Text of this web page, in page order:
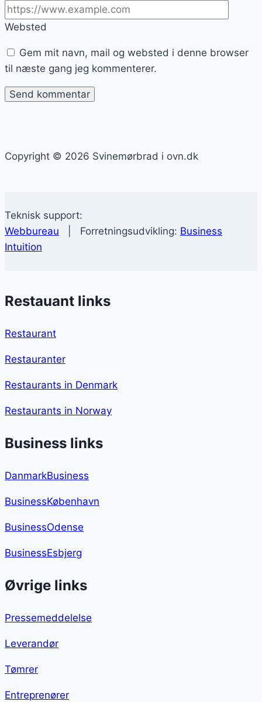
Websted
Gem mit navn, mail og websted i denne browser
til næste gang jeg kommenterer.
Copyright © 2026 Svinemørbrad i ovn.dk
Teknisk support:
Webbureau | Forretningsudvikling: Business
Intuition
Restauant links
Restaurant
Restauranter
Restaurants in Denmark
Restaurants in Norway
Business links
DanmarkBusiness
BusinessKøbenhavn
BusinessOdense
BusinessEsbjerg
Øvrige links
Pressemeddelelse
Leverandør
Tømrer
Entreprenører